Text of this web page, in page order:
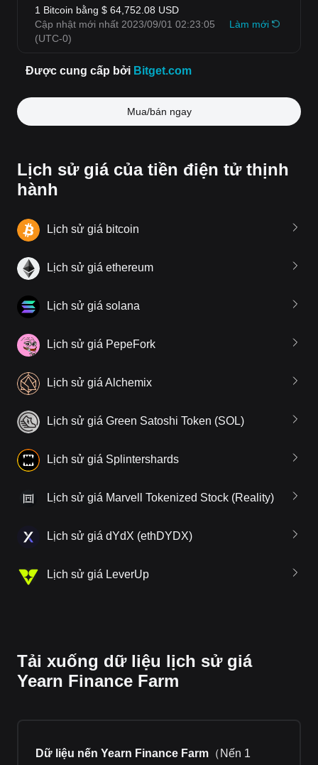
Mua/bán ngay
Lịch sử giá của tiền điện tử thịnh
hành
Lịch sử giá bitcoin
Lịch sử giá ethereum
Lịch sử giá solana
Lịch sử giá PepeFork
Lịch sử giá Alchemix
Lịch sử giá Green Satoshi Token (SOL)
Lịch sử giá Splintershards
Lịch sử giá Marvell Tokenized Stock (Reality)
Lịch sử giá dYdX (ethDYDX)
Lịch sử giá LeverUp
Tải xuống dữ liệu lịch sử giá
Yearn Finance Farm
Dữ liệu nến Yearn Finance Farm （ Nến 1